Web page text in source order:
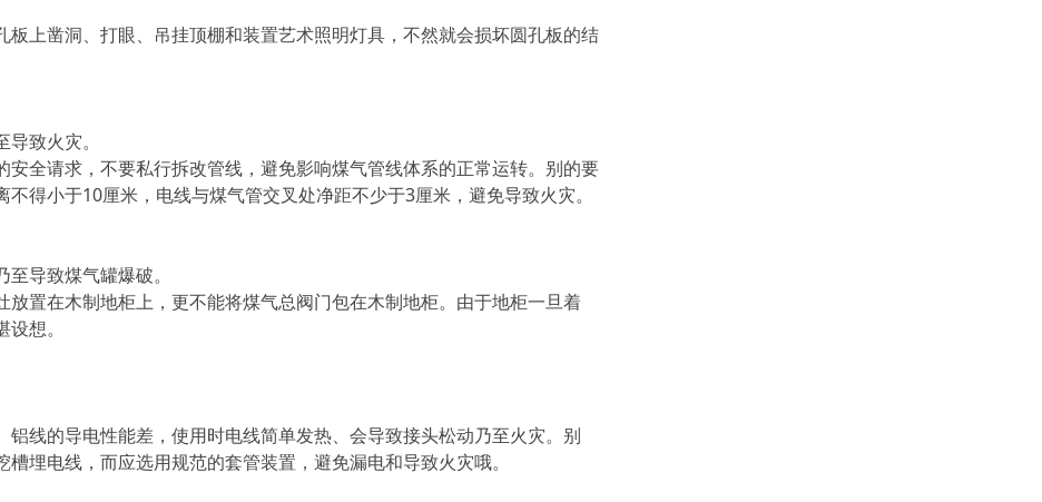
上凿洞、打眼、吊挂顶棚和装置艺术照明灯具，不然就会损坏圆孔板的结
致火灾。
全请求，不要私行拆改管线，避免影响煤气管线体系的正常运转。别的要
得小于10厘米，电线与煤气管交叉处净距不少于3厘米，避免导致火灾。
导致煤气罐爆破。
置在木制地柜上，更不能将煤气总阀门包在木制地柜。由于地柜一旦着
想。
线的导电性能差，使用时电线简单发热、会导致接头松动乃至火灾。别
埋电线，而应选用规范的套管装置，避免漏电和导致火灾哦。